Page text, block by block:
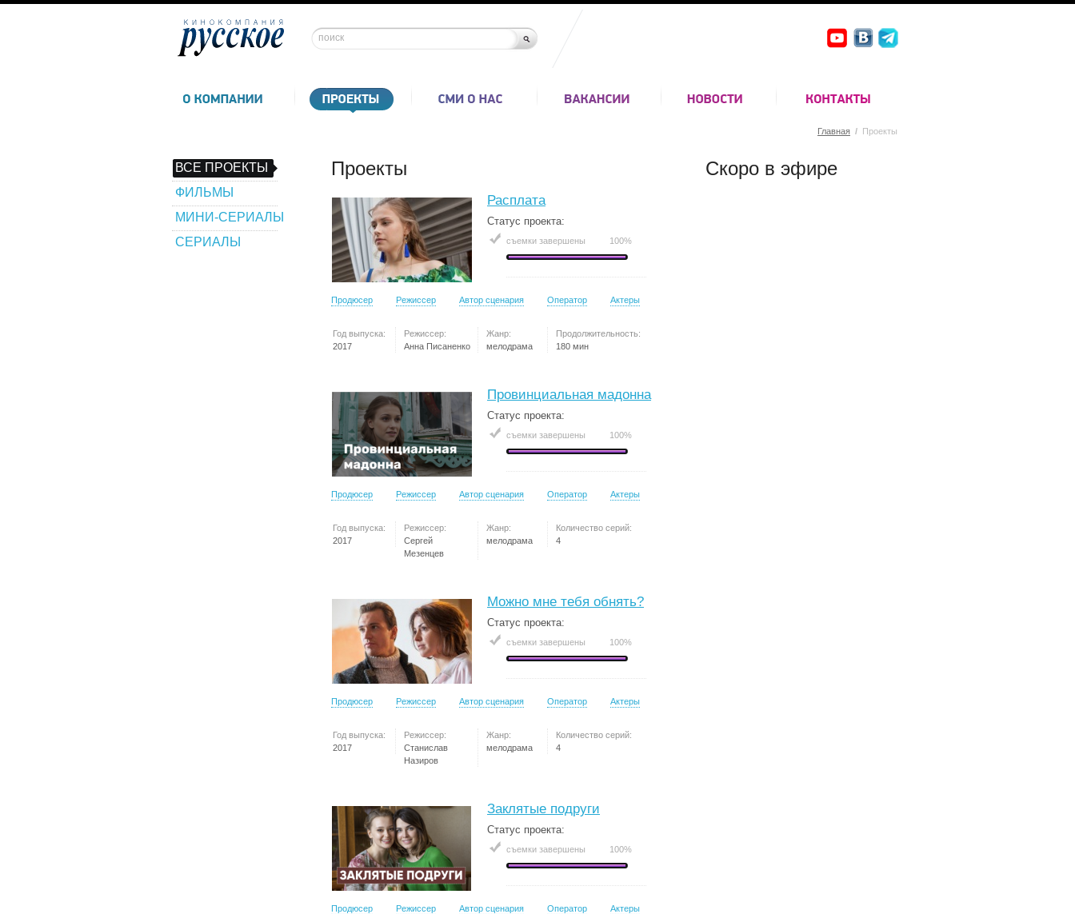
Главная / Проекты
ВСЕ ПРОЕКТЫ
ФИЛЬМЫ
МИНИ-СЕРИАЛЫ
СЕРИАЛЫ
Проекты
Расплата
Статус проекта:
съемки завершены 100%
Продюсер Режиссер Автор сценария Оператор Актеры
Год выпуска:
2017
Режиссер:
Анна Писаненко
Жанр:
мелодрама
Продолжительность:
180 мин
Провинциальная мадонна
Статус проекта:
съемки завершены 100%
Продюсер Режиссер Автор сценария Оператор Актеры
Год выпуска:
2017
Режиссер:
Сергей
Мезенцев
Жанр:
мелодрама
Количество серий:
4
Можно мне тебя обнять?
Статус проекта:
съемки завершены 100%
Продюсер Режиссер Автор сценария Оператор Актеры
Год выпуска:
2017
Режиссер:
Станислав
Назиров
Жанр:
мелодрама
Количество серий:
4
Заклятые подруги
Статус проекта:
съемки завершены 100%
Продюсер Режиссер Автор сценария Оператор Актеры
Скоро в эфире